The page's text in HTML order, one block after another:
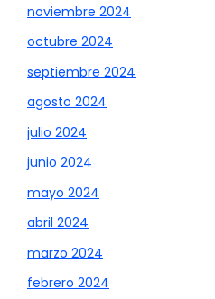
noviembre 2024
octubre 2024
septiembre 2024
agosto 2024
julio 2024
junio 2024
mayo 2024
abril 2024
marzo 2024
febrero 2024